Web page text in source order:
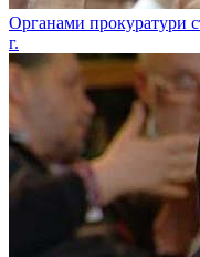
Органами прокуратури
г.